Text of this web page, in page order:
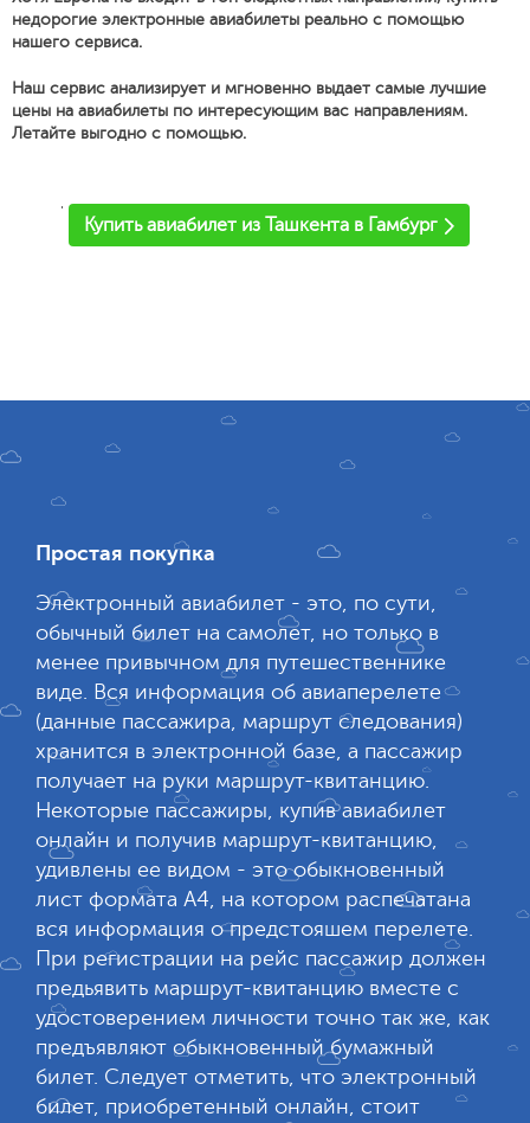
недорогие электронные авиабилеты реально с помощью
нашего сервиса.
Наш сервис анализирует и мгновенно выдает самые лучшие
цены на авиабилеты по интересующим вас направлениям.
Летайте выгодно с помощью.
'
Купить авиабилет из Ташкента в Гамбург
Простая покупка
Электронный авиабилет - это, по сути,
обычный билет на самолет, но только в
менее привычном для путешественнике
виде. Вся информация об авиаперелете
(данные пассажира, маршрут следования)
хранится в электронной базе, а пассажир
получает на руки маршрут-квитанцию.
Некоторые пассажиры, купив авиабилет
онлайн и получив маршрут-квитанцию,
удивлены ее видом - это обыкновенный
лист формата А4, на котором распечатана
вся информация о предстояшем перелете.
При регистрации на рейс пассажир должен
предьявить маршрут-квитанцию вместе с
удостоверением личности точно так же, как
предъявляют обыкновенный бумажный
билет. Следует отметить, что электронный
билет, приобретенный онлайн, стоит